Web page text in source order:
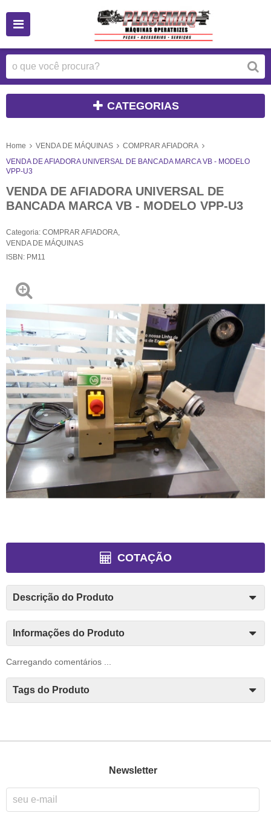
CATEGORIAS
Home VENDA DE MÁQUINAS
COMPRAR AFIADORA
VENDA DE AFIADORA UNIVERSAL DE BANCADA MARCA VB - MODELO
VPP-U3
VENDA DE AFIADORA UNIVERSAL DE
BANCADA MARCA VB - MODELO VPP-U3
Categoria: COMPRAR AFIADORA
VENDA DE MÁQUINAS
ISBN: PM11
COTAÇÃO
Descrição do Produto
Informações do Produto
Carregando comentários ...
Tags do Produto
Newsletter